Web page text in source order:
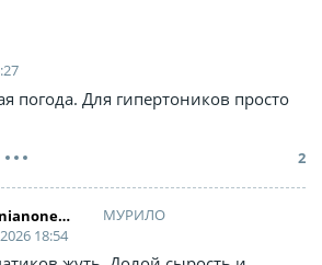
погода. Для гипертоников просто
2
Melanianonetramp
МУРИЛО
18:54